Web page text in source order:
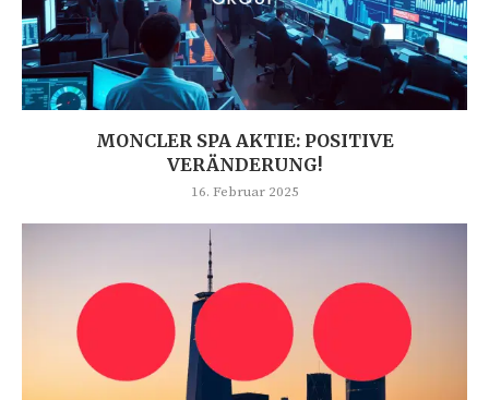
MONCLER SPA AKTIE: POSITIVE
VERÄNDERUNG!
16. Februar 2025